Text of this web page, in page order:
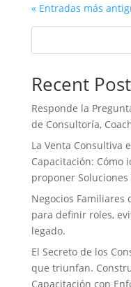
« Entradas más
Recent
Responde la
de Consultoría,
La Venta Consultiva
Capacitación: Cómo
proponer Soluciones
Negocios Familiares
para definir roles,
legado.
El Secreto de los
que triunfan.
Capacitación con